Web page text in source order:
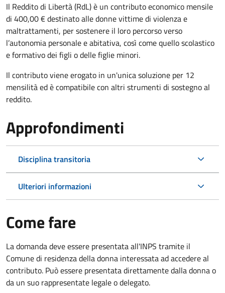
Il Reddito di Libertà (RdL) è un contributo economico mensile
di 400,00 € destinato alle donne vittime di violenza e
maltrattamenti, per sostenere il loro percorso verso
l’autonomia personale e abitativa, così come quello scolastico
e formativo dei figli o delle figlie minori.
Il contributo viene erogato in un'unica soluzione per 12
mensilità ed è compatibile con altri strumenti di sostegno al
reddito.
Approfondimenti
Disciplina transitoria
Ulteriori informazioni
Come fare
La domanda deve essere presentata all'INPS tramite il
Comune di residenza della donna interessata ad accedere al
contributo. Può essere presentata direttamente dalla donna o
da un suo rappresentate legale o delegato.